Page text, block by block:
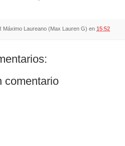
Máximo Laureano (Max Lauren G) en 15:52
comentario